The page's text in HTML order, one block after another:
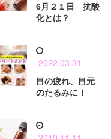
6月２１日 抗酸
化とは？
2022.03.31
目の疲れ、目元
のたるみに！